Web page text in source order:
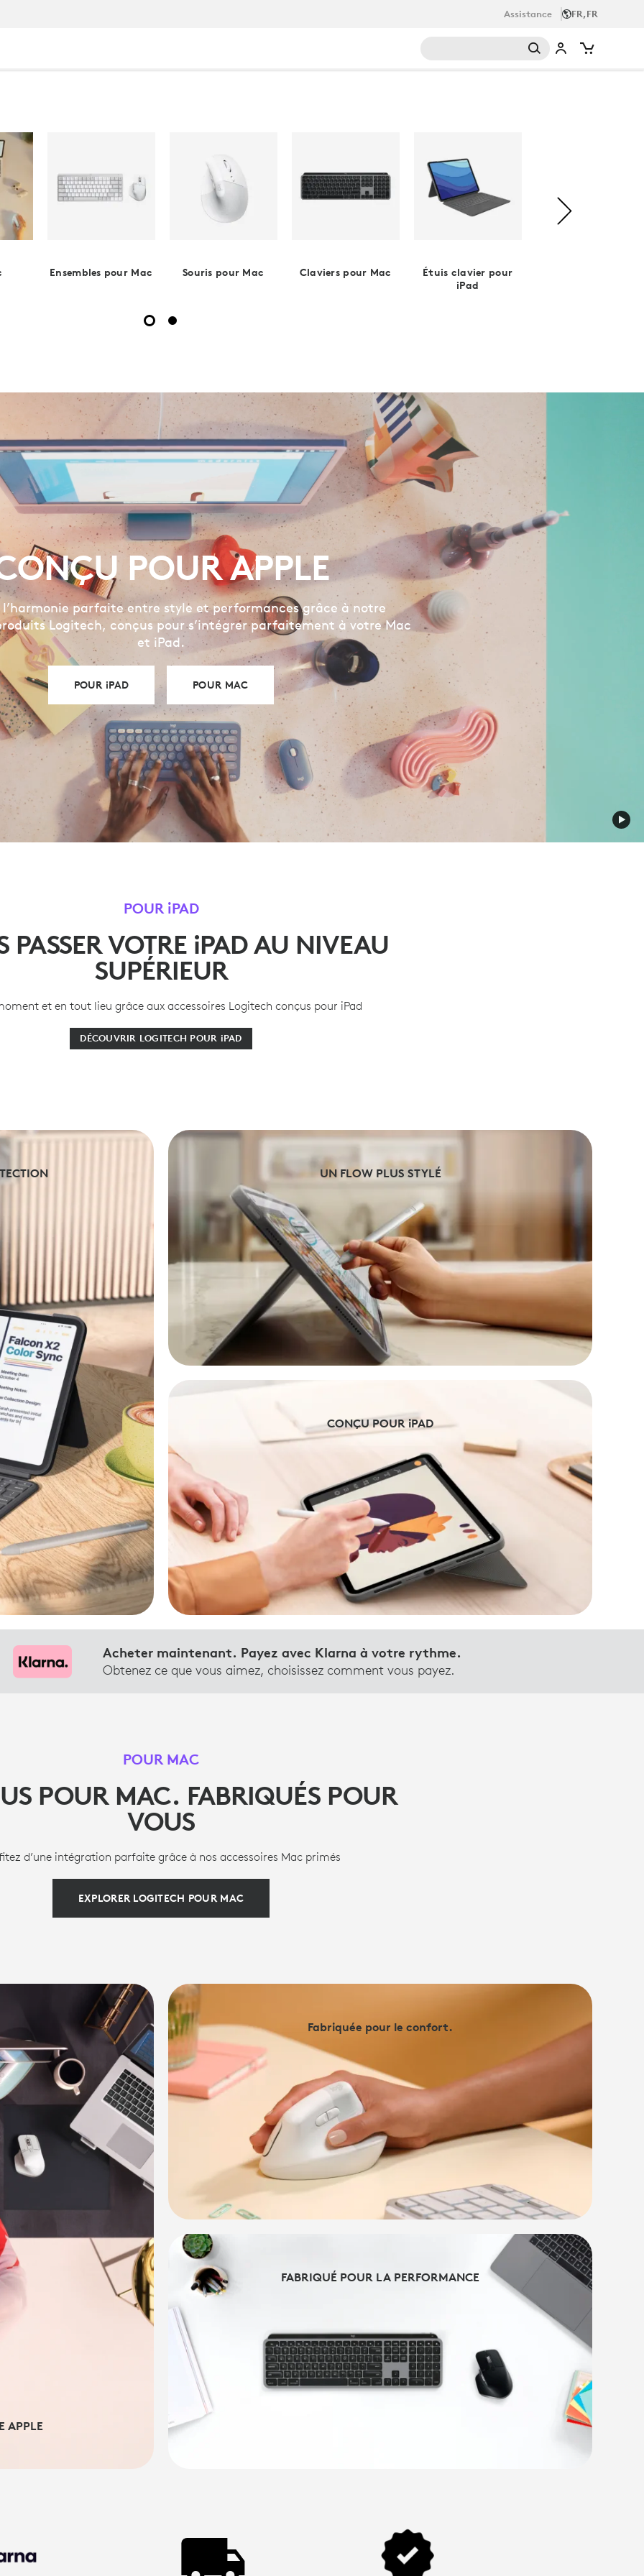
Assistance FR,FR
Ensembles pour Mac Souris pour Mac Claviers pour Mac
Étuis clavier pour
iPad
POUR APPLE
l’harmonie parfaite entre style et performances grâce à notre
Logitech, conçus pour s’intégrer parfaitement à votre Mac
et iPad.
POUR iPAD POUR MAC
POUR iPAD
PASSER VOTRE iPAD AU NIVEAU
SUPÉRIEUR
et en tout lieu grâce aux accessoires Logitech conçus pour iPad
DÉCOUVRIR LOGITECH POUR iPAD
UN FLOW PLUS STYLÉ
UN FLOW PLUS STYLÉ
CONÇU POUR iPAD
CONÇU POUR iPAD
Acheter maintenant. Payez avec Klarna à votre rythme.
Obtenez ce que vous aimez, choisissez comment vous payez.
POUR MAC
POUR MAC. FABRIQUÉS POUR
VOUS
d’une intégration parfaite grâce à nos accessoires Mac primés
EXPLORER LOGITECH POUR MAC
APPLE
Fabriquée pour le confort.
FABRIQUÉE POUR LE CONFORT.
FABRIQUÉ POUR LA PERFORMANCE